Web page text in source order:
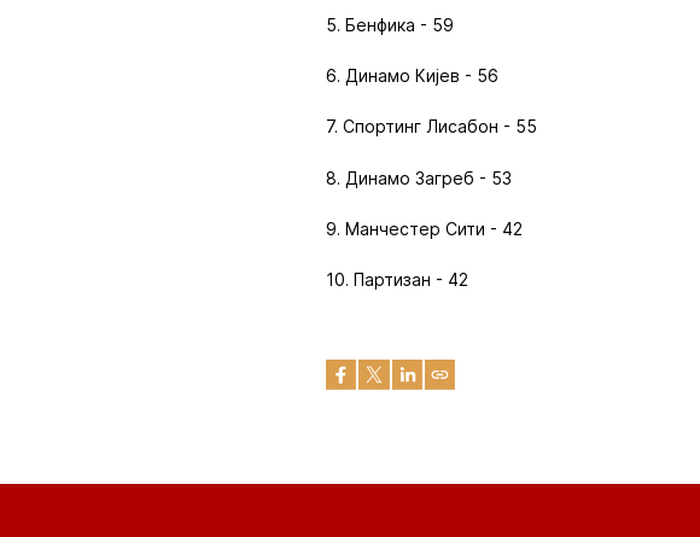
5. Бенфика - 59
6. Динамо Кијев - 56
7. Спортинг Лисабон - 55
8. Динамо Загреб - 53
9. Манчестер Сити - 42
10. Партизан - 42